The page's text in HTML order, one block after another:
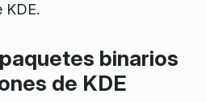
KDE.
binarios
de KDE